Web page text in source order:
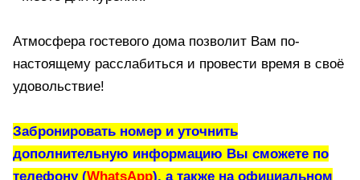
Атмосфера гостевого дома позволит Вам по-
настоящему расслабиться и провести время в своё
удовольствие!
Забронировать номер и уточнить
дополнительную информацию Вы сможете по
телефону (WhatsApp), а также на официальном